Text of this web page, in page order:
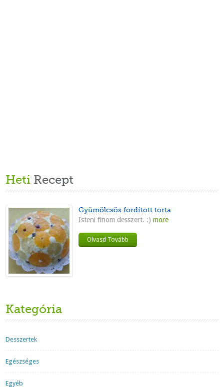
Heti Recept
Gyümölcsös fordított torta
Isteni finom desszert. :) more
Olvasd Tovább
Kategória
Desszertek
Egészséges
Egyéb